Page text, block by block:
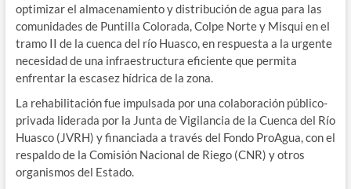
optimizar el almacenamiento y distribución de agua para las
comunidades de Puntilla Colorada, Colpe Norte y Misqui en el
tramo II de la cuenca del río Huasco, en respuesta a la urgente
necesidad de una infraestructura eficiente que permita
enfrentar la escasez hídrica de la zona.
La rehabilitación fue impulsada por una colaboración público-
privada liderada por la Junta de Vigilancia de la Cuenca del Río
Huasco (JVRH) y financiada a través del Fondo ProAgua, con el
respaldo de la Comisión Nacional de Riego (CNR) y otros
organismos del Estado.